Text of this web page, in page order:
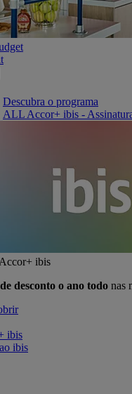
Descubra o programa
ALL Accor+ ibis -
ibis
desconto o ano todo nas
ibis
ibis